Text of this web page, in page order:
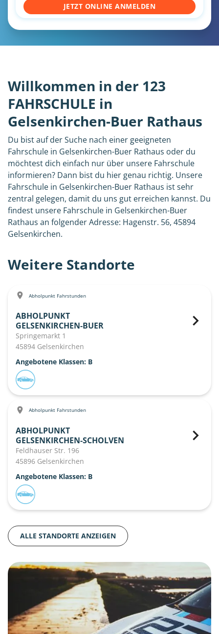
JETZT ONLINE ANMELDEN
Willkommen in der 123
FAHRSCHULE in
Gelsenkirchen-Buer Rathaus
Du bist auf der Suche nach einer geeigneten
Fahrschule in Gelsenkirchen-Buer Rathaus oder du
möchtest dich einfach nur über unsere Fahrschule
informieren? Dann bist du hier genau richtig. Unsere
Fahrschule in Gelsenkirchen-Buer Rathaus ist sehr
zentral gelegen, damit du uns gut erreichen kannst. Du
findest unsere Fahrschule in Gelsenkirchen-Buer
Rathaus an folgender Adresse: Hagenstr. 56, 45894
Gelsenkirchen.
Weitere Standorte
Abholpunkt Fahrstunden
ABHOLPUNKT
GELSENKIRCHEN-BUER
Springemarkt 1
45894 Gelsenkirchen
Angebotene Klassen: B
Abholpunkt Fahrstunden
ABHOLPUNKT
GELSENKIRCHEN-SCHOLVEN
Feldhauser Str. 196
45896 Gelsenkirchen
Angebotene Klassen: B
ALLE STANDORTE ANZEIGEN